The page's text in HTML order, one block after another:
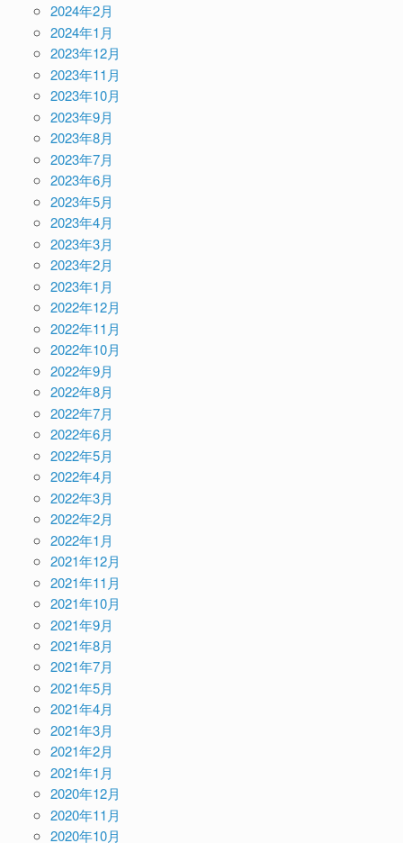
2024年2月
2024年1月
2023年12月
2023年11月
2023年10月
2023年9月
2023年8月
2023年7月
2023年6月
2023年5月
2023年4月
2023年3月
2023年2月
2023年1月
2022年12月
2022年11月
2022年10月
2022年9月
2022年8月
2022年7月
2022年6月
2022年5月
2022年4月
2022年3月
2022年2月
2022年1月
2021年12月
2021年11月
2021年10月
2021年9月
2021年8月
2021年7月
2021年5月
2021年4月
2021年3月
2021年2月
2021年1月
2020年12月
2020年11月
2020年10月